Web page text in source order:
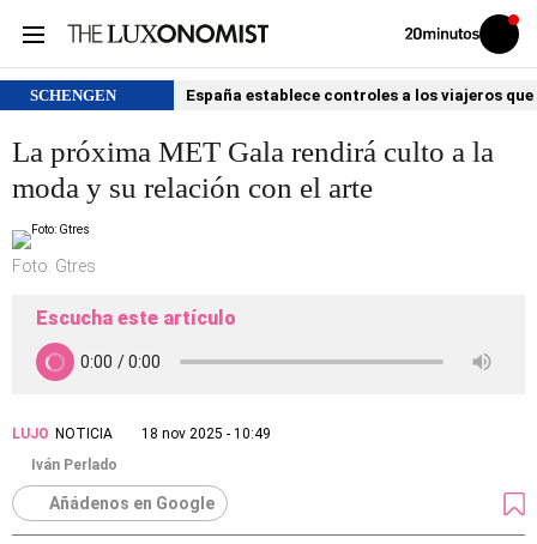
Volver
Iniciar
sesión
SCHENGEN España establece controles a los viajeros
La próxima MET Gala rendirá culto a la
moda y su relación con el arte
Foto: Gtres
Escucha este artículo
LUJO NOTICIA
18 nov 2025 - 10:49
Iván Perlado
Añádenos en Google